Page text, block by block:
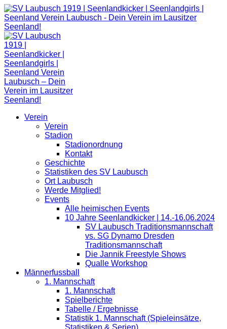
Zum
Inhalt
springen
Verein
Verein
Stadion
Stadionordnung
Kontakt
Geschichte
Statistiken des SV Laubusch
Ort Laubusch
Werde Mitglied!
Events
Alle heimischen Events
10 Jahre Seenlandkicker | 14.-16.06.2024
SV Laubusch Traditionsmannschaft
vs. SG Dynamo Dresden
Traditionsmannschaft
Die Jannik Freestyle Shows
Qualle Workshop
Männerfussball
1. Mannschaft
1. Mannschaft
Spielberichte
Tabelle / Ergebnisse
Statistik 1. Mannschaft (Spieleinsätze,
Statistiken & Serien)